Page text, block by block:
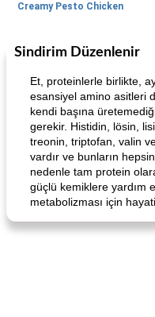
Creamy Pesto Chicken
105
World Cuisine
Angela's Awesome Enchiladas
Sindirim Düzenlenir
Et, proteinlerle birlikte,
esansiyel amino asitleri
kendi başına
gerekir. Histidin, lösin,
treonin, triptofan, valin
vardır ve bunların
nedenle tam protein
güçlü kemiklere yardım
metabolizması için